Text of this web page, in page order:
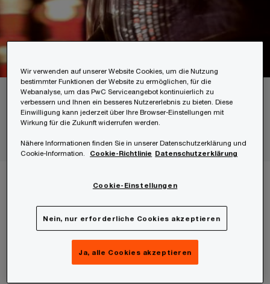
Anwendungsfall
SAP 1st Level Customer Support
geeignet, um den First Level Support für SAP-
Anfragen zu automatisieren. Durch den Einsatz
eines fine-tuned LLMs und einer robusten
Wir verwenden auf unserer Website Cookies, um die Nutzung
bestimmter Funktionen der Website zu ermöglichen, für die
Webanalyse, um das PwC Serviceangebot kontinuierlich zu
verbessern und Ihnen ein besseres Nutzererlebnis zu bieten. Diese
Einwilligung kann jederzeit über Ihre Browser-Einstellungen mit
Wirkung für die Zukunft widerrufen werden.
Nähere Informationen finden Sie in unserer Datenschutzerklärung und
Cookie-Information.
Cookie-Richtlinie Datenschutzerklärung
Cookie-Einstellungen
Nein, nur erforderliche Cookies akzeptieren
Ja, alle Cookies akzeptieren